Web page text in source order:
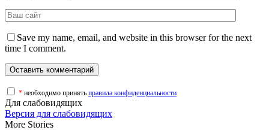
Save my name, email, and website in this browser for the next
time I comment.
* необходимо принять правила конфиденциальности
Для слабовидящих
Версия для слабовидящих
More Stories